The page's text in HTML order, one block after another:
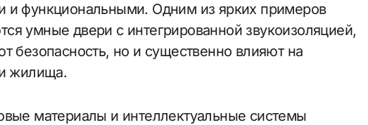
и функциональными. Одним из ярких примеров
умные двери с интегрированной звукоизоляцией,
безопасность, но и существенно влияют на
жилища.
материалы и интеллектуальные системы